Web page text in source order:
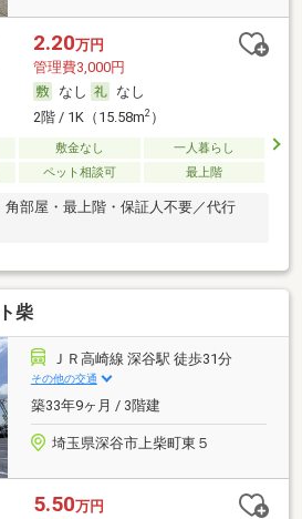
2.20万円
管理費3,000円
なし
なし
2階 / 1K（15.58m2）
敷金なし
一人暮らし
ペット相談可 最上階
角部屋・最上階・保証人不要／代行
柴
ＪＲ高崎線 深谷駅 徒歩31分
その他の交通
築33年9ヶ月 / 3階建
埼玉県深谷市上柴町東５
5.50万円